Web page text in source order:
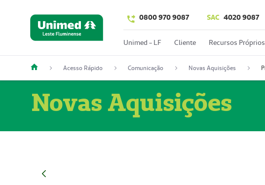
0800 970 9087 SAC 4020 9087
Unimed - LF Cliente Recursos Próprios
Acesso Rápido Comunicação Novas Aquisições
Novas Aquisições